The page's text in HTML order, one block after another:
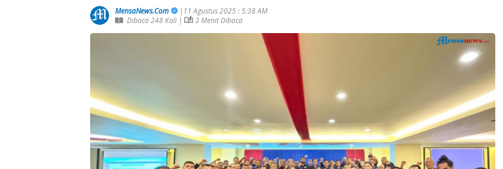
MensaNews.Com
|11 Agustus 2025 : 5:38 AM
Dibaca 248 Kali |
3 Menit Dibaca